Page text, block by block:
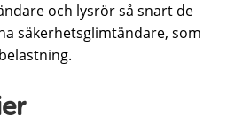
och lysrör så snart de
säkerhetsglimtändare, som